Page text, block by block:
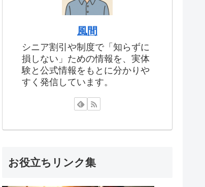
風間
シニア割引や制度で「知らずに
損しない」ための情報を、実体
験と公式情報をもとに分かりや
すく発信しています。
お役立ちリンク集